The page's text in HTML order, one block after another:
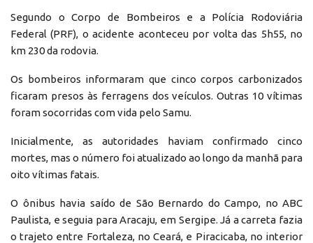
Segundo o Corpo de Bombeiros e a Polícia Rodoviária
Federal (PRF), o acidente aconteceu por volta das 5h55, no
km 230 da rodovia.
Os bombeiros informaram que cinco corpos carbonizados
ficaram presos às ferragens dos veículos. Outras 10 vítimas
foram socorridas com vida pelo Samu.
Inicialmente, as autoridades haviam confirmado cinco
mortes, mas o número foi atualizado ao longo da manhã para
oito vítimas fatais.
O ônibus havia saído de São Bernardo do Campo, no ABC
Paulista, e seguia para Aracaju, em Sergipe. Já a carreta fazia
o trajeto entre Fortaleza, no Ceará, e Piracicaba, no interior